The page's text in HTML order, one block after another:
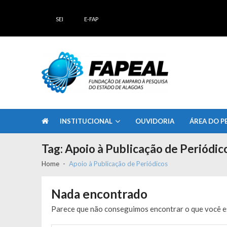
SEI E-FAP
INSTITUCIONAL OUVIDORIA ÁREA DO
Tag:Apoio à Publicação de
Home Apoio à Publicação de Periódicos
Nada encontrado
Parece que não conseguimos encontrar o que você